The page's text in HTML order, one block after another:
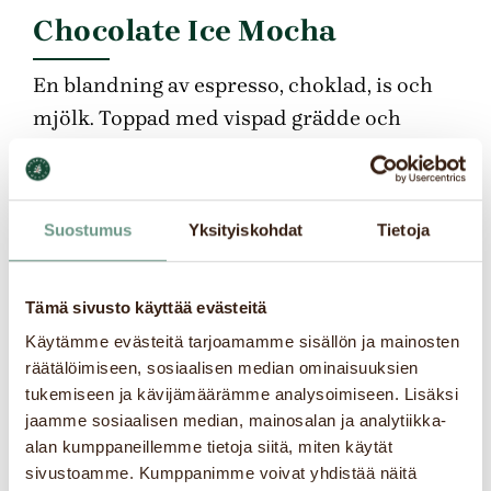
Suostumus Yksityiskohdat Tietoja
Tämä sivusto käyttää evästeitä
Käytämme evästeitä tarjoamamme sisällön ja mainosten
räätälöimiseen, sosiaalisen median ominaisuuksien
tukemiseen ja kävijämäärämme analysoimiseen. Lisäksi
jaamme sosiaalisen median, mainosalan ja analytiikka-
alan kumppaneillemme tietoja siitä, miten käytät
sivustoamme. Kumppanimme voivat yhdistää näitä
Chocolate Ice Mocha
En blandning av espresso, choklad, is och
mjölk. Toppad med vispad grädde och
chokladsås.